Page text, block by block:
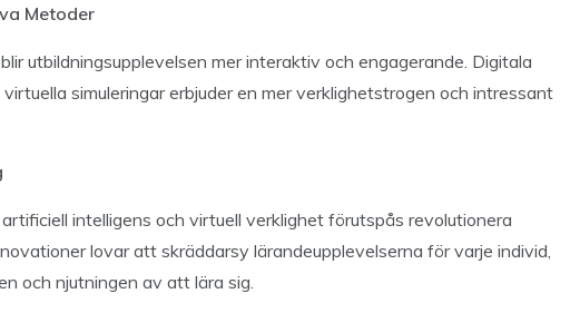
Metoder
utbildningsupplevelsen mer interaktiv och engagerande. Digitala
simuleringar erbjuder en mer verklighetstrogen och intressant
intelligens och virtuell verklighet förutspås revolutionera
lovar att skräddarsy lärandeupplevelserna för varje individ,
och njutningen av att lära sig.